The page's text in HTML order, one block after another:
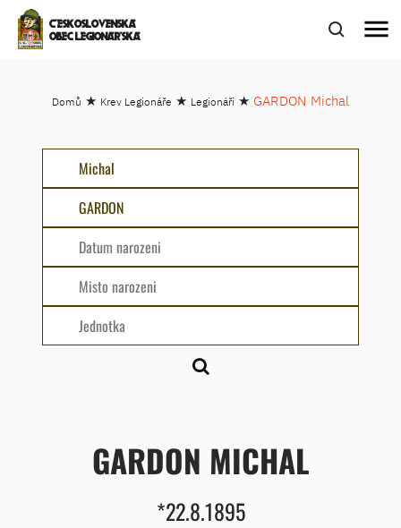
ČESKOSLOVENSKÁ
OBEC LEGIONÁŘSKÁ
menu
Domů ★ Krev Legionáře ★ Legionáři ★ GARDON Michal
GARDON MICHAL
*22.8.1895